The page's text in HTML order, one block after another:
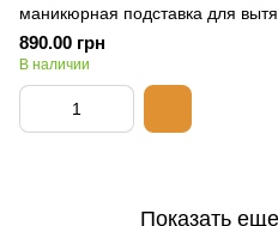
маникюрная подставка для
890.00 грн
В наличии
Показать